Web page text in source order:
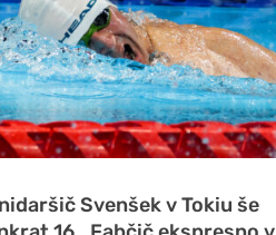
Svenšek v Tokiu še